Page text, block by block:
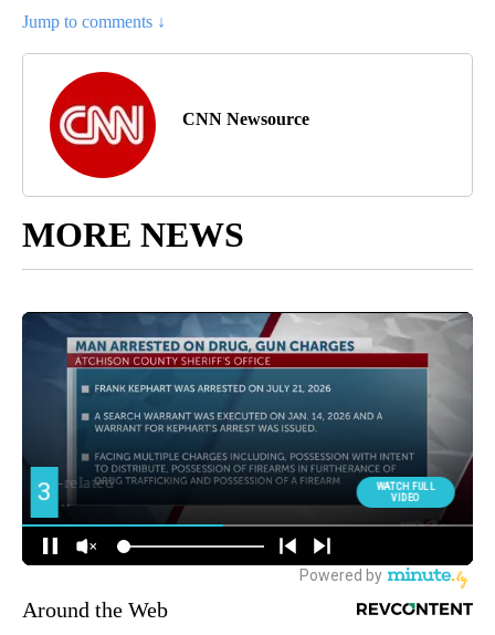
Jump to comments ↓
CNN Newsource
MORE NEWS
Around the Web